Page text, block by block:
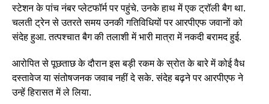
स्टेशन के पांच नंबर प्लेटफॉर्म पर पहुंचे. उनके हाथ में एक ट्रॉली बैग था.
चलती ट्रेन से उतरते समय उनकी गतिविधियों पर आरपीएफ जवानों को
संदेह हुआ. तत्पश्चात बैग की तलाशी में भारी मात्रा में नकदी बरामद हुई.
आरोपित से पूछताछ के दौरान इस बड़ी रकम के स्रोत के बारे में कोई वैध
दस्तावेज या संतोषजनक जवाब नहीं दे सके. संदेह बढ़ने पर आरपीएफ ने
उन्हें हिरासत में ले लिया.